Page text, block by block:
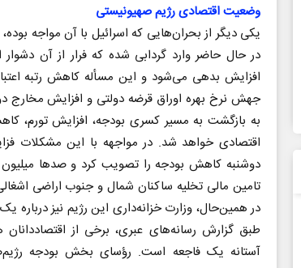
وضعیت اقتصادی رژیم صهیونیستی
یکی دیگر از بحران‌هایی که اسرائیل با آن مواجه
در حال حاضر وارد گردابی شده که فرار از آن
افزایش بدهی می‌شود و این مسأله کاهش رتبه
جهش نرخ بهره اوراق قرضه دولتی و افزایش مخارج
به بازگشت به مسیر کسری بودجه، افزایش تورم،
اقتصادی خواهد شد. در مواجهه با این مشکلات
دوشنبه کاهش بودجه را تصویب کرد و صدها
در همین‌حال، وزارت خزانه‌داری این رژیم نیز درباره
طبق گزارش رسانه‌های عبری، برخی از اقتصاددانان
آستانه یک فاجعه است. رؤسای بخش بودجه